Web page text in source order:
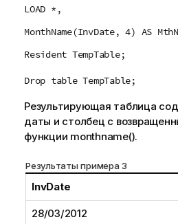
LOAD *,
MonthName(InvDate, 4) AS
Resident TempTable;
Drop table TempTable;
Результирующая таблица
даты и столбец с
функции monthname().
Результаты примера 3
InvDate
28/03/2012